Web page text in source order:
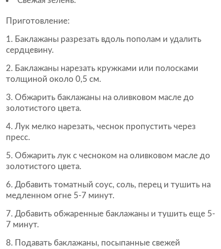
Приготовление:
Баклажаны разрезать вдоль пополам и удалить
сердцевину.
Баклажаны нарезать кружками или полосками
толщиной около 0,5 см.
Обжарить баклажаны на оливковом масле до
золотистого цвета.
Лук мелко нарезать, чеснок пропустить через
пресс.
Обжарить лук с чесноком на оливковом масле до
золотистого цвета.
Добавить томатный соус, соль, перец и тушить на
медленном огне 5-7 минут.
Добавить обжаренные баклажаны и тушить еще 5-
7 минут.
Подавать баклажаны, посыпанные свежей